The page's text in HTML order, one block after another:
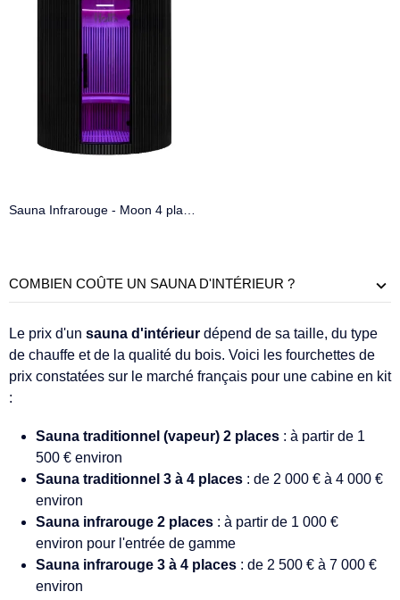
COMBIEN COÛTE UN SAUNA D'INTÉRIEUR ?
Le prix d'un sauna d'intérieur dépend de sa taille, du type
de chauffe et de la qualité du bois. Voici les fourchettes de
prix constatées sur le marché français pour une cabine en kit
:
Sauna traditionnel (vapeur) 2 places : à partir de 1
500 € environ
Sauna traditionnel 3 à 4 places : de 2 000 € à 4 000 €
environ
Sauna infrarouge 2 places : à partir de 1 000 €
environ pour l'entrée de gamme
Sauna infrarouge 3 à 4 places : de 2 500 € à 7 000 €
environ